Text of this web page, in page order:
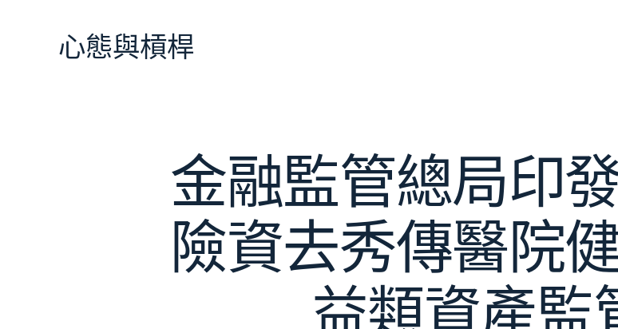
心態與槓桿
金融監管總局印
險資去秀傳醫院